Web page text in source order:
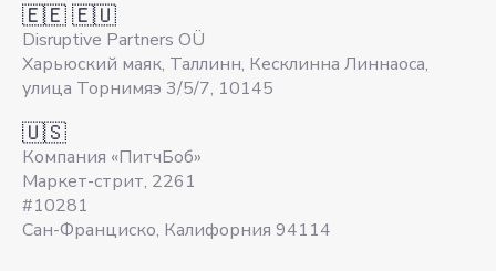
🇪🇪 🇪🇺
Disruptive Partners OÜ
Харьюский маяк, Таллинн, Кесклинна Линнаоса,
улица Торнимяэ 3/5/7, 10145
🇺🇸
Компания «ПитчБоб»
Маркет-стрит, 2261
#10281
Сан-Франциско, Калифорния 94114